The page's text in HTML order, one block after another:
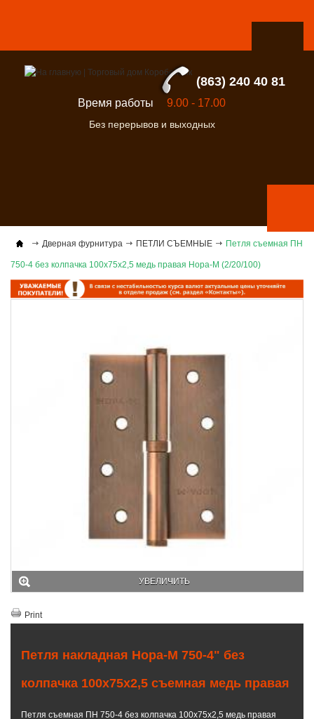
(863) 240 40 81
Время работы 9.00 - 17.00
Без перерывов и выходных
Дверная фурнитура ПЕТЛИ СЪЕМНЫЕ Петля съемная ПН
750-4 без колпачка 100х75х2,5 медь правая Нора-М (2/20/100)
УВЕЛИЧИТЬ
Print
Петля накладная Нора-М 750-4" без
колпачка 100х75х2,5 съемная медь правая
Петля съемная ПН 750-4 без колпачка 100х75х2,5 медь правая